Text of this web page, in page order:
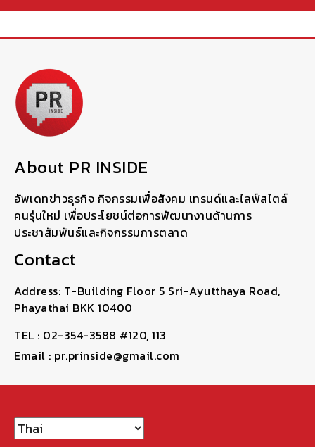
About PR INSIDE
อัพเดทข่าวธุรกิจ กิจกรรมเพื่อสังคม เทรนด์และไลฟ์สไตล์
คนรุ่นใหม่ เพื่อประโยชน์ต่อการพัฒนางานด้านการ
ประชาสัมพันธ์และกิจกรรมการตลาด
Contact
Address: T-Building Floor 5 Sri-Ayutthaya Road,
Phayathai BKK 10400
TEL : 02-354-3588 #120, 113
Email : pr.prinside@gmail.com